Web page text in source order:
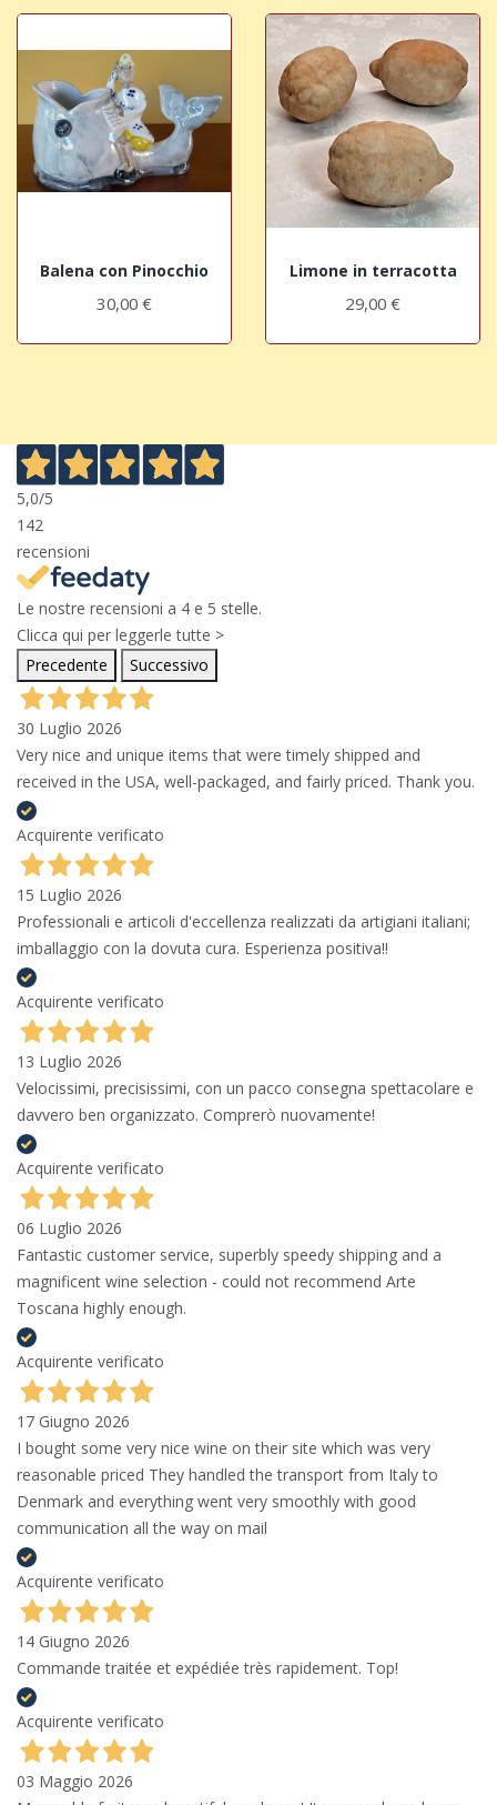
Balena con Pinocchio
30,00 €
Limone in terracotta
29,00 €
5,0/5
142
recensioni
Le nostre recensioni a 4 e 5 stelle.
Clicca qui per leggerle tutte >
Precedente
Successivo
30 Luglio 2026
Very nice and unique items that were timely shipped and
received in the USA, well-packaged, and fairly priced. Thank you.
Acquirente verificato
15 Luglio 2026
Professionali e articoli d'eccellenza realizzati da artigiani italiani;
imballaggio con la dovuta cura. Esperienza positiva!!
Acquirente verificato
13 Luglio 2026
Velocissimi, precisissimi, con un pacco consegna spettacolare e
davvero ben organizzato. Comprerò nuovamente!
Acquirente verificato
06 Luglio 2026
Fantastic customer service, superbly speedy shipping and a
magnificent wine selection - could not recommend Arte
Toscana highly enough.
Acquirente verificato
17 Giugno 2026
I bought some very nice wine on their site which was very
reasonable priced They handled the transport from Italy to
Denmark and everything went very smoothly with good
communication all the way on mail
Acquirente verificato
14 Giugno 2026
Commande traitée et expédiée très rapidement. Top!
Acquirente verificato
03 Maggio 2026